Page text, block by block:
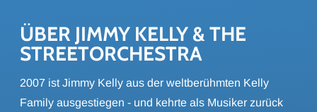
ÜBER JIMMY KELLY & THE
STREET­OR­CHES­TRA
2007 ist Jimmy Kelly aus der weltberühmten Kelly
Family ausgestiegen - und kehrte als Musiker zurück